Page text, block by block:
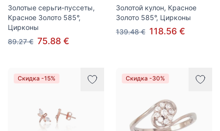
Золотые серьги-пуссеты,
Красное Золото 585°,
Цирконы
89.27 € 75.88 €
Золотой кулон, Красное
Золото 585°, Цирконы
139.48 € 118.56 €
Скидка -15% Скидка -30%